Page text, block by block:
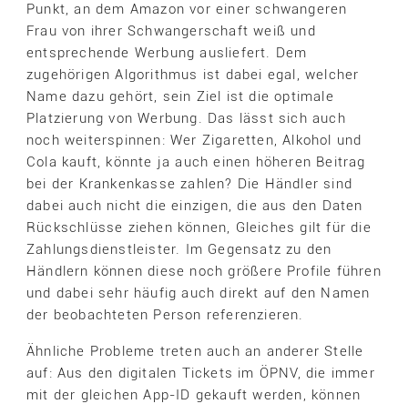
Punkt, an dem Amazon vor einer schwangeren
Frau von ihrer Schwangerschaft weiß und
entsprechende Werbung ausliefert. Dem
zugehörigen Algorithmus ist dabei egal, welcher
Name dazu gehört, sein Ziel ist die optimale
Platzierung von Werbung. Das lässt sich auch
noch weiterspinnen: Wer Zigaretten, Alkohol und
Cola kauft, könnte ja auch einen höheren Beitrag
bei der Krankenkasse zahlen? Die Händler sind
dabei auch nicht die einzigen, die aus den Daten
Rückschlüsse ziehen können, Gleiches gilt für die
Zahlungsdienstleister. Im Gegensatz zu den
Händlern können diese noch größere Profile führen
und dabei sehr häufig auch direkt auf den Namen
der beobachteten Person referenzieren.
Ähnliche Probleme treten auch an anderer Stelle
auf: Aus den digitalen Tickets im ÖPNV, die immer
mit der gleichen App-ID gekauft werden, können